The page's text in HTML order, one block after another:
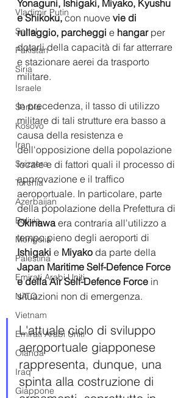
Vladimir Putin
Sahel
Pakistan
Siria
Israele
Serbia
Kosovo
Iran
Svizzera
Turchia
Azerbaijan
Bolivia
Mongolia
Palestina
Emirati Arabi Uniti
NATO
Vietnam
Emirati Arabi Uniti
Olanda
Iraq
Giappone
Yonaguni, Ishigaki, Miyako, Kyushu
e Shikoku, con nuove vie di
rullaggio, parcheggi e hangar per
dotarli della capacità di far atterrare
e stazionare aerei da trasporto
militare.
In precedenza, il tasso di utilizzo
militare di tali strutture era basso a
causa della resistenza e
dell'opposizione della popolazione
locale e di fattori quali il processo di
approvazione e il traffico
aeroportuale. In particolare, parte
della popolazione della Prefettura di
Okinawa era contraria all'utilizzo a
tempo pieno degli aeroporti di
Ishigaki e Miyako da parte della
Japan Maritime Self-Defence Force
e della Air Self-Defence Force in
situazioni non di emergenza.
L'attuale ciclo di sviluppo
aeroportuale giapponese
rappresenta, dunque, una
spinta alla costruzione di